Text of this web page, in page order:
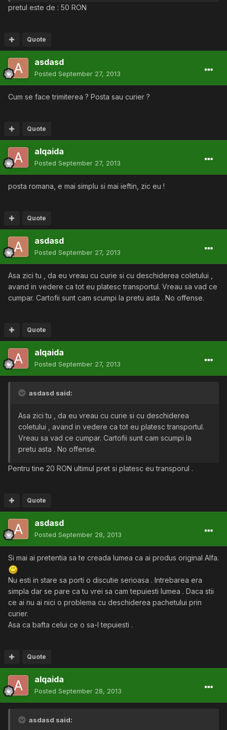
pretul este de : 50 RON
Quote
asdasd
Posted September 27, 2013
Cum se face trimiterea ? Posta sau curier ?
Quote
alqaida
Posted September 27, 2013
posta romana, e mai simplu si mai ieftin, zic eu !
Quote
asdasd
Posted September 27, 2013
Asa zici tu , da eu vreau cu curie si cu deschiderea coletului ,
avand in vedere ca tot eu platesc transportul. Vreau sa vad ce
cumpar. Cartofii sunt cam scumpi la pretu asta . No offense.
Quote
alqaida
Posted September 27, 2013
asdasd said:
Asa zici tu , da eu vreau cu curie si cu deschiderea
coletului , avand in vedere ca tot eu platesc transportul.
Vreau sa vad ce cumpar. Cartofii sunt cam scumpi la
pretu asta . No offense.
Pentru tine 20 RON ultimul pret si platesc eu transporul .
Quote
asdasd
Posted September 28, 2013
Si mai ai pretentia sa te creada lumea ca ai produs original Alfa.
Nu esti in stare sa porti o discutie serioasa . Intrebarea era
simpla dar se pare ca tu vrei sa cam tepuiesti lumea . Daca stii
ce ai nu ai nici o problema cu deschiderea pachetului prin
curier.
Asa ca bafta celui ce o sa-l tepuiesti .
Quote
alqaida
Posted September 28, 2013
asdasd said: